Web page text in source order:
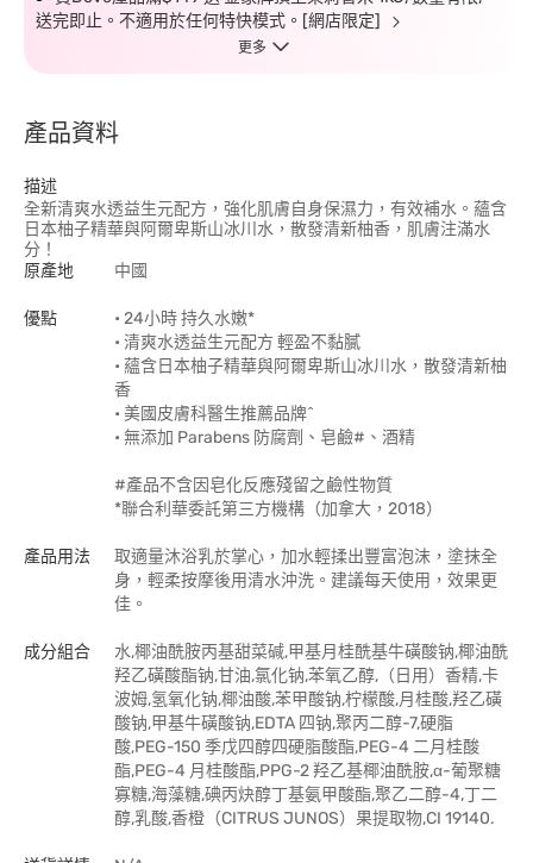
送完即止。不適用於任何特快模式。[網店限定]
更多
產品資料
描述
全新清爽水透益生元配方，強化肌膚自身保濕力，有效補水。蘊含
日本柚子精華與阿爾卑斯山冰川水，散發清新柚香，肌膚注滿水
分！
原產地
中國
優點
• 24小時 持久水嫩*
• 清爽水透益生元配方 輕盈不黏膩
• 蘊含日本柚子精華與阿爾卑斯山冰川水，散發清新柚
香
• 美國皮膚科醫生推薦品牌^
• 無添加 Parabens 防腐劑、皂鹼#、酒精
#產品不含因皂化反應殘留之鹼性物質
*聯合利華委託第三方機構（加拿大，2018）
產品用法
取適量沐浴乳於掌心，加水輕揉出豐富泡沫，塗抹全
身，輕柔按摩後用清水沖洗。建議每天使用，效果更
佳。
成分組合
水,椰油酰胺丙基甜菜碱,甲基月桂酰基牛磺酸钠,椰油酰
羟乙磺酸酯钠,甘油,氯化钠,苯氧乙醇,（日用）香精,卡
波姆,氢氧化钠,椰油酸,苯甲酸钠,柠檬酸,月桂酸,羟乙磺
酸钠,甲基牛磺酸钠,EDTA 四钠,聚丙二醇-7,硬脂
酸,PEG-150 季戊四醇四硬脂酸酯,PEG-4 二月桂酸
酯,PEG-4 月桂酸酯,PPG-2 羟乙基椰油酰胺,α-葡聚糖
寡糖,海藻糖,碘丙炔醇丁基氨甲酸酯,聚乙二醇-4,丁二
醇,乳酸,香橙（CITRUS JUNOS）果提取物,CI 19140.